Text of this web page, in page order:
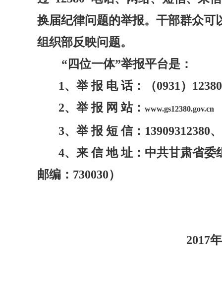
换届纪律问题的举报。干部群众
组织部反映问题。
“四位一体”举报平台是：
1、举 报 电 话：（0931）12380
2、举 报 网 站： www.gs12380.gov.cn
3、举 报 短 信：13909312380
4、来 信 地 址：中共甘肃省
邮编：730030）
2017